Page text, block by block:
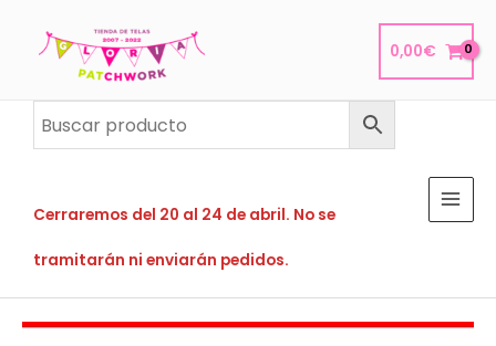
0,00€
Cerraremos del 20 al 24 de abril. No se
tramitarán ni enviarán pedidos.